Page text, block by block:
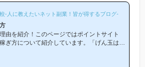
-人に教えたいネット副業！皆が得するブログ-
由を紹介！このページではポイントサイト
ぎ方について紹介しています。「げん玉は他